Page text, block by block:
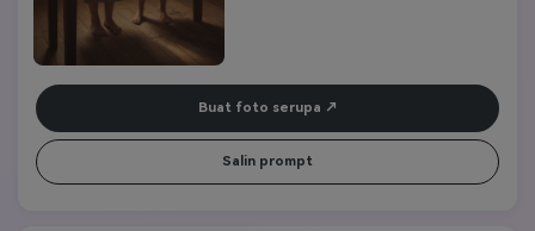
Buat foto serupa
Salin prompt